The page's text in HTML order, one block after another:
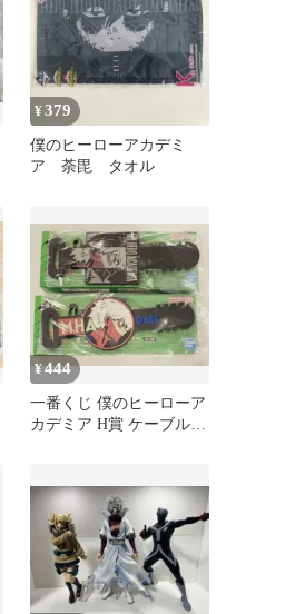
¥379
僕のヒーローアカデミ
ア 荼毘 タオル
¥444
一番くじ 僕のヒーローア
カデミア H賞 ケーブルホ